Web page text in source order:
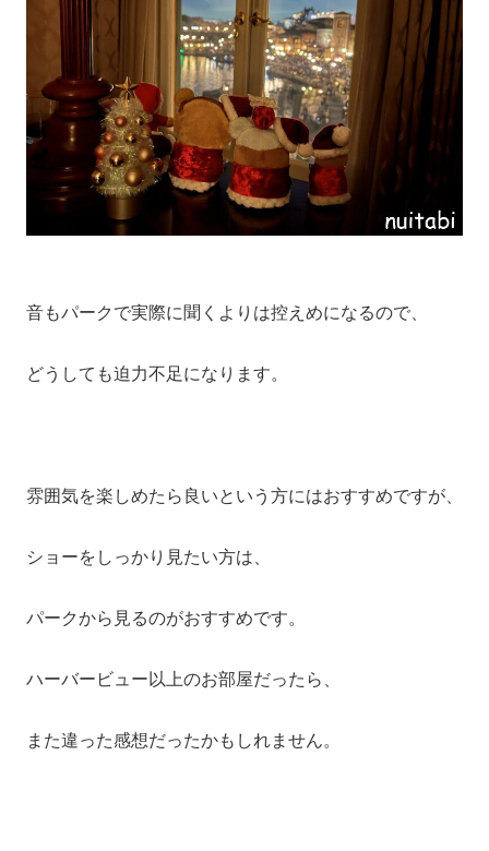
音もパークで実際に聞くよりは控えめになるので、
どうしても迫力不足になります。
雰囲気を楽しめたら良いという方にはおすすめですが、
ショーをしっかり見たい方は、
パークから見るのがおすすめです。
ハーバービュー以上のお部屋だったら、
また違った感想だったかもしれません。